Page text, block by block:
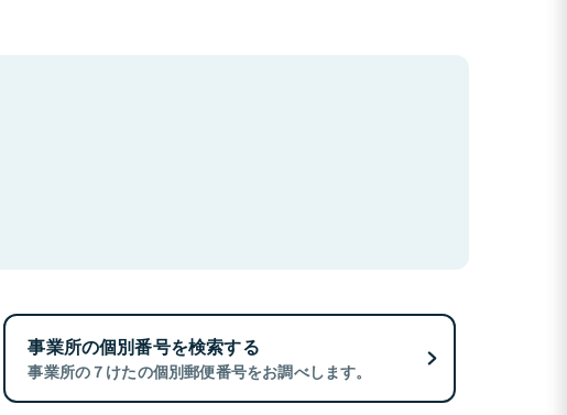
事業所の個別番号を検索する
事業所の７けたの個別郵便番号をお調べします。